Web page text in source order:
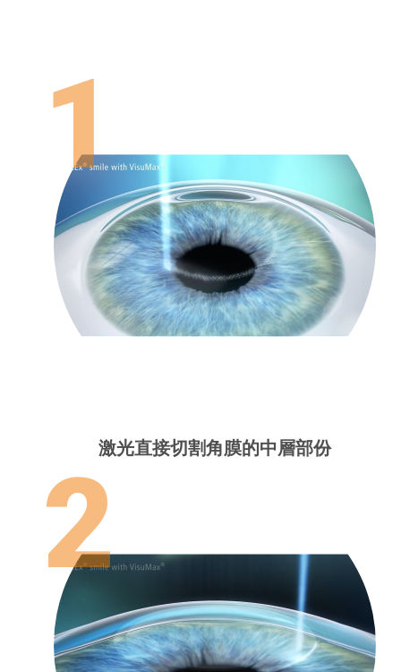
1
激光直接切割角膜的中層部份
2